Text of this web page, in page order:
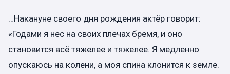
…Накануне своего дня рождения актёр говорит:
«Годами я нес на своих плечах бремя, и оно
становится всё тяжелее и тяжелее. Я медленно
опускаюсь на колени, а моя спина клонится к земле.